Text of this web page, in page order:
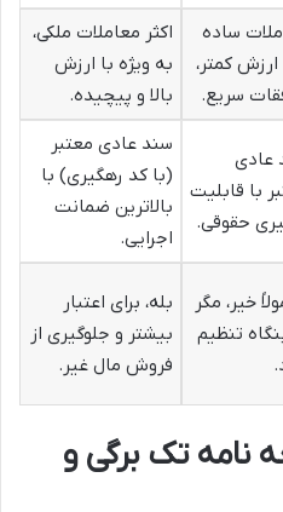
ساده
ارزش کمتر،
سریع.
اکثر معاملات ملکی،
به ویژه با ارزش
بالا و پیچیده.
عادی
با قابلیت
حقوقی.
سند عادی معتبر
(با کد رهگیری) با
بالاترین ضمانت
اجرایی.
خیر، مگر
تنظیم
بله، برای اعتبار
بیشتر و جلوگیری از
فروش مال غیر.
نامه تک برگی و